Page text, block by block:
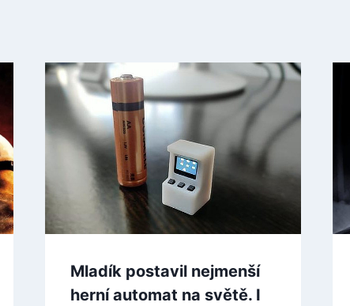
Mladík postavil nejmenší
herní automat na světě. I